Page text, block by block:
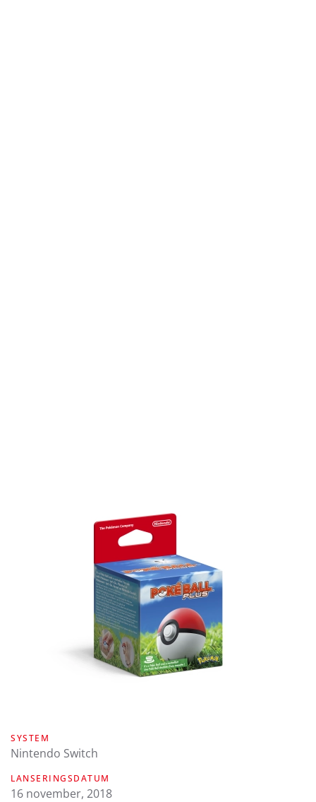
SYSTEM
Nintendo Switch
LANSERINGSDATUM
16 november, 2018